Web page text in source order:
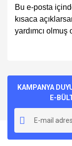
Bu e-posta
kısaca
yardımcı olmuş
KAMPANYA
E-